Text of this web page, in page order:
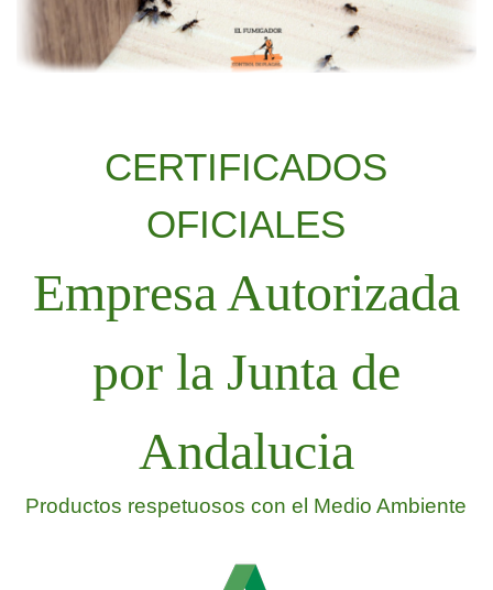
CERTIFICADOS
OFICIALES
Empresa Autorizada
por la Junta de
Andalucia
Productos respetuosos con el Medio Ambiente